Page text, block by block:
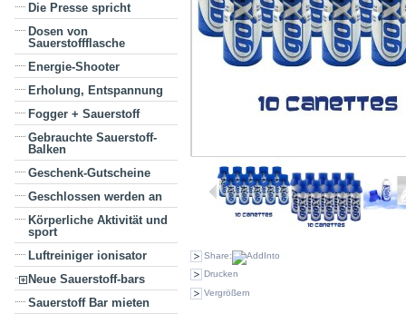
Die Presse spricht
Dosen von
Sauerstoffflasche
Energie-Shooter
Erholung, Entspannung
Fogger + Sauerstoff
Gebrauchte Sauerstoff-
Balken
Geschenk-Gutscheine
Geschlossen werden an
Körperliche Aktivität und
sport
Luftreiniger ionisator
Neue Sauerstoff-bars
Sauerstoff Bar mieten
Share:
Drucken
Vergrößern